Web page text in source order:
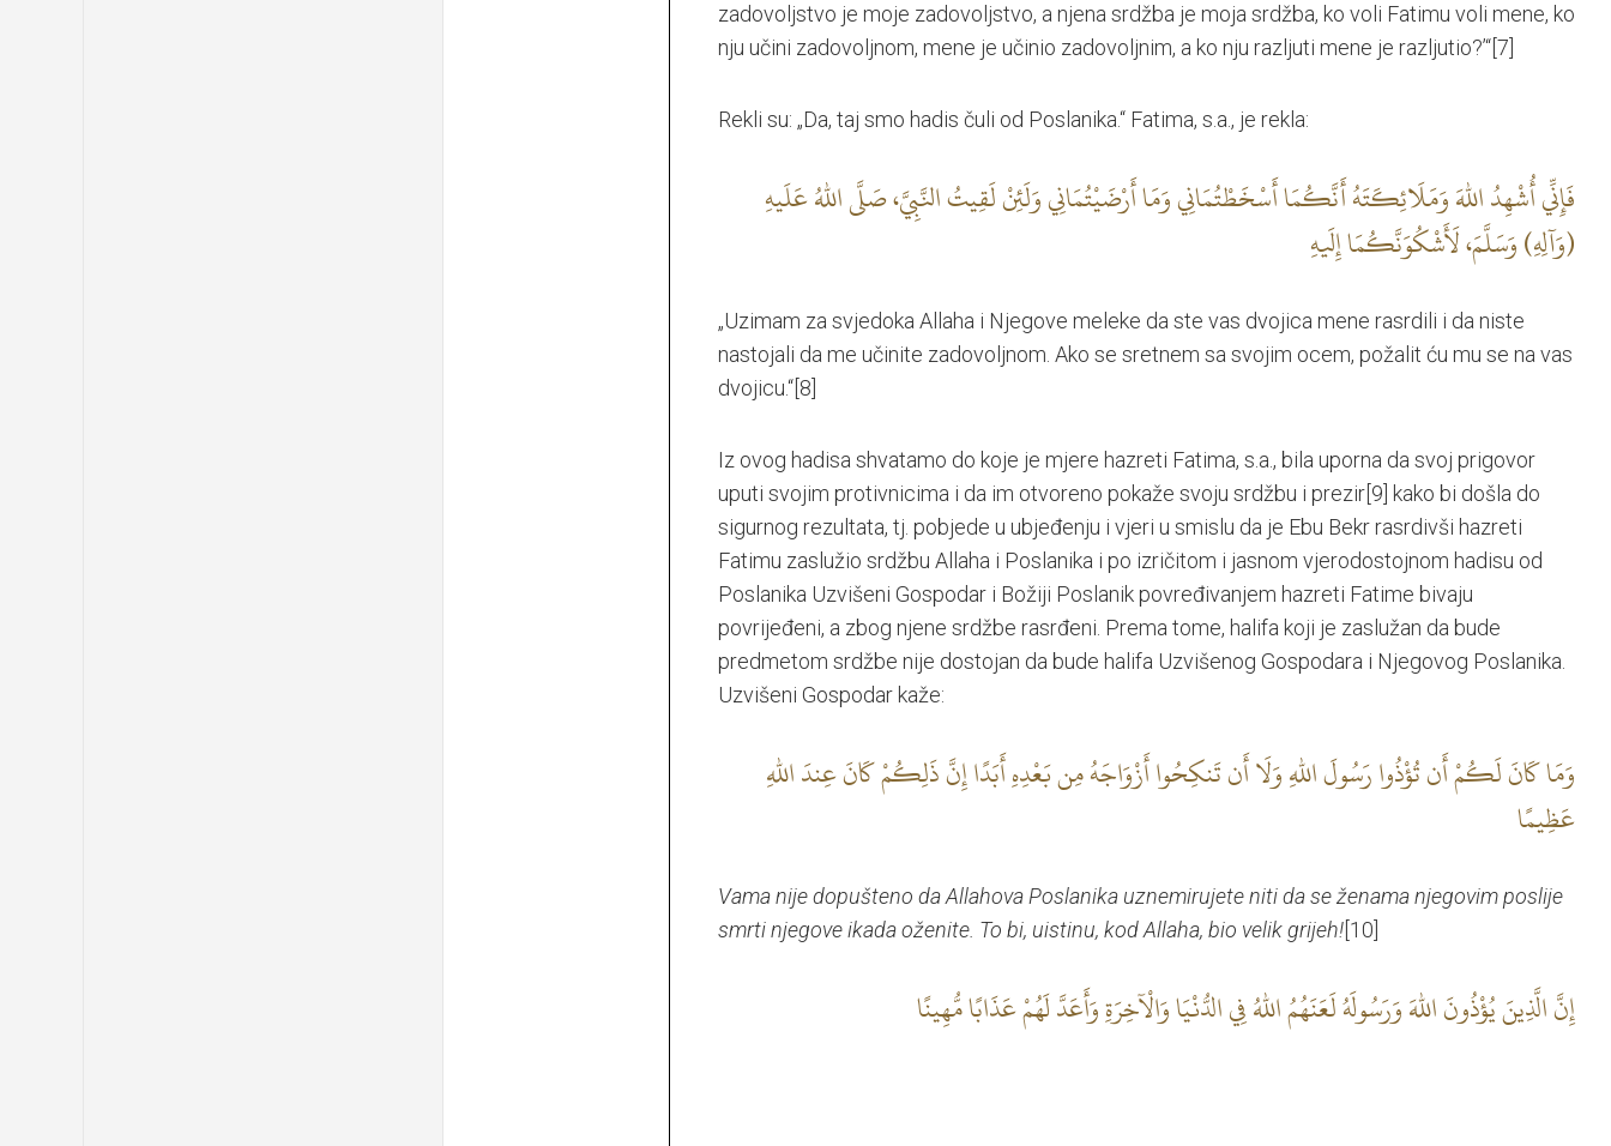
zadovoljstvo je moje zadovoljstvo, a njena srdžba je moja srdžba, ko voli Fatimu voli mene, ko
nju učini zadovoljnom, mene je učinio zadovoljnim, a ko nju razljuti mene je razljutio?’“ [7]
Rekli su: „Da, taj smo hadis čuli od Poslanika.“ Fatima, s.a., je rekla:
فَإِنِّي أُشْهِدُ اللهَ وَمَلَائِكَتَهُ أَنَّكُمَا أَسْخَطْتُمَانِي وَمَا أَرْضَيْتُمَانِي وَلَئِنْ لَقِيتُ النَّبِيَّ، صَلَّى اللهُ عَلَيهِ
(وَآلِهِ) وَسَلَّمَ، لَأَشْكُوَنَّكُمَا إِلَيهِ
„Uzimam za svjedoka Allaha i Njegove meleke da ste vas dvojica mene rasrdili i da niste
nastojali da me učinite zadovoljnom. Ako se sretnem sa svojim ocem, požalit ću mu se na vas
dvojicu.“ [8]
Iz ovog hadisa shvatamo do koje je mjere hazreti Fatima, s.a., bila uporna da svoj prigovor
uputi svojim protivnicima i da im otvoreno pokaže svoju srdžbu i prezir [9] kako bi došla do
sigurnog rezultata, tj. pobjede u ubjeđenju i vjeri u smislu da je Ebu Bekr rasrdivši hazreti
Fatimu zaslužio srdžbu Allaha i Poslanika i po izričitom i jasnom vjerodostojnom hadisu od
Poslanika Uzvišeni Gospodar i Božiji Poslanik povređivanjem hazreti Fatime bivaju
povrijeđeni, a zbog njene srdžbe rasrđeni. Prema tome, halifa koji je zaslužan da bude
predmetom srdžbe nije dostojan da bude halifa Uzvišenog Gospodara i Njegovog Poslanika.
Uzvišeni Gospodar kaže:
وَمَا كَانَ لَكُمْ أَن تُؤْذُوا رَسُولَ اللهِ وَلَا أَن تَنكِحُوا أَزْوَاجَهُ مِن بَعْدِهِ أَبَدًا إِنَّ ذَلِكُمْ كَانَ عِندَ اللهِ
عَظِيمًا
Vama nije dopušteno da Allahova Poslanika uznemirujete niti da se ženama njegovim poslije
smrti njegove ikada oženite. To bi, uistinu, kod Allaha, bio velik grijeh! [10]
إِنَّ الَّذِينَ يُؤْذُونَ اللهَ وَرَسُولَهُ لَعَنَهُمُ اللهُ فِي الدُّنْيَا وَالْآخِرَةِ وَأَعَدَّ لَهُمْ عَذَابًا مُّهِينًا